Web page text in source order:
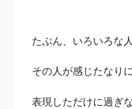
たぶん、いろいろな人
その人が感じたなり
表現しただけに過ぎな